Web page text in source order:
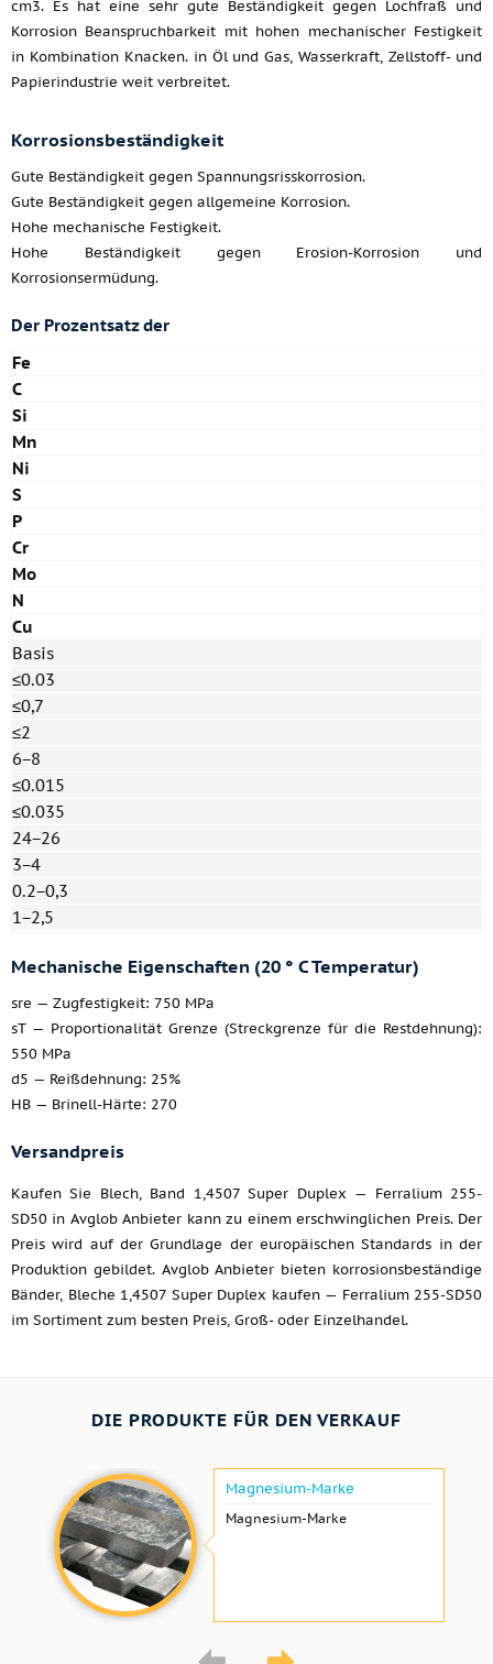
cm3. Es hat eine sehr gute Beständigkeit gegen Lochfraß und
Korrosion Beanspruchbarkeit mit hohen mechanischer Festigkeit
in Kombination Knacken. in Öl und Gas, Wasserkraft, Zellstoff- und
Papierindustrie weit verbreitet.
Korrosionsbeständigkeit
Gute Beständigkeit gegen Spannungsrisskorrosion.
Gute Beständigkeit gegen allgemeine Korrosion.
Hohe mechanische Festigkeit.
Hohe Beständigkeit gegen Erosion-Korrosion und
Korrosionsermüdung.
Der Prozentsatz der
Fe
C
Si
Mn
Ni
S
P
Cr
Mo
N
Cu
Basis
≤0.03
≤0,7
≤2
6−8
≤0.015
≤0.035
24−26
3−4
0.2−0,3
1−2,5
Mechanische Eigenschaften (20 ° C Temperatur)
sre — Zugfestigkeit: 750 MPa
sT — Proportionalität Grenze (Streckgrenze für die Restdehnung):
550 MPa
d5 — Reißdehnung: 25%
HB — Brinell-Härte: 270
Versandpreis
Kaufen Sie Blech, Band 1,4507 Super Duplex — Ferralium 255-
SD50 in Avglob Anbieter kann zu einem erschwinglichen Preis. Der
Preis wird auf der Grundlage der europäischen Standards in der
Produktion gebildet. Avglob Anbieter bieten korrosionsbeständige
Bänder, Bleche 1,4507 Super Duplex kaufen — Ferralium 255-SD50
im Sortiment zum besten Preis, Groß- oder Einzelhandel.
DIE PRODUKTE FÜR DEN VERKAUF
Magnesium-Marke
Magnesium-Marke